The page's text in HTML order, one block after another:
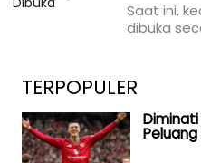
Saat ini,
dibuka
TERPOPULER
Diminati